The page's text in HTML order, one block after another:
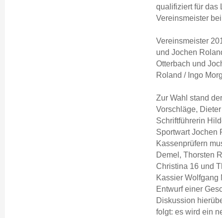
qualifiziert für das
Vereinsmeister
Vereinsmeister
und Jochen
Otterbach und
Roland / Ingo
Zur Wahl stand
Vorschläge,
Schriftführerin
Sportwart Jochen
Kassenprüfern
Demel, Thorsten
Christina 16 und
Kassier Wolfgang
Entwurf einer
Diskussion
folgt: es wird ein